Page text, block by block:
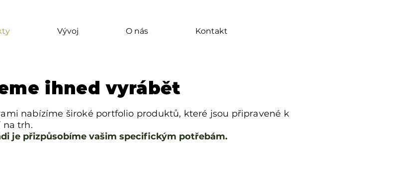
Vývoj O nás Kontakt
ihned vyrábět
nabízíme široké portfolio produktů, které jsou připravené k
na trh.
je přizpůsobíme vašim specifickým potřebám.